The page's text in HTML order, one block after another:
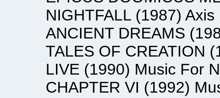
NIGHTFALL (1987) Axis
ANCIENT DREAMS
TALES OF CREATION
LIVE (1990) Music For
CHAPTER VI (1992)